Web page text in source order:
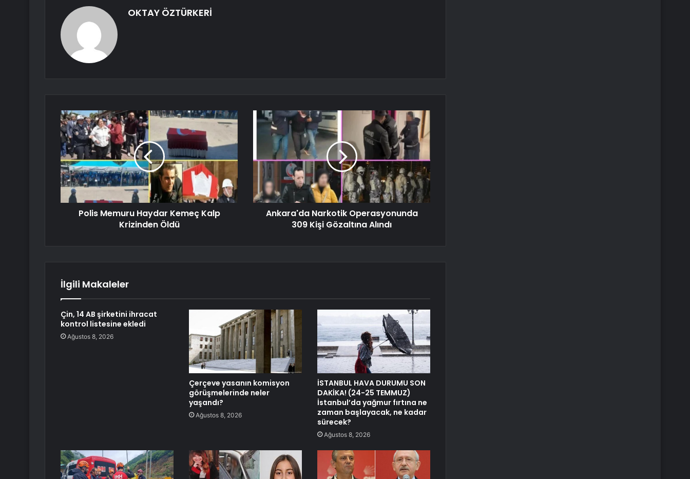
OKTAY ÖZTÜRKERİ
Polis Memuru Haydar Kemeç Kalp
Krizinden Öldü
Ankara'da Narkotik Operasyonunda
309 Kişi Gözaltına Alındı
İlgili Makaleler
Çin, 14 AB şirketini ihracat
kontrol listesine ekledi
Ağustos 8, 2026
Çerçeve yasanın komisyon
görüşmelerinde neler
yaşandı?
Ağustos 8, 2026
İSTANBUL HAVA DURUMU SON
DAKİKA! (24-25 TEMMUZ)
İstanbul’da yağmur fırtına ne
zaman başlayacak, ne kadar
sürecek?
Ağustos 8, 2026